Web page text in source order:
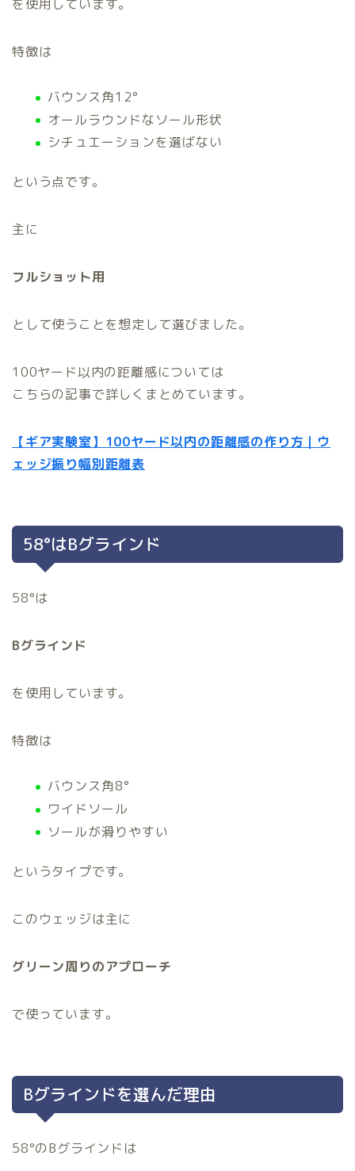
を使用しています。
特徴は
バウンス角12°
オールラウンドなソール形状
シチュエーションを選ばない
という点です。
主に
フルショット用
として使うことを想定して選びました。
100ヤード以内の距離感については
こちらの記事で詳しくまとめています。
【ギア実験室】100ヤード以内の距離感の作り方｜ウ
ェッジ振り幅別距離表
58°はBグラインド
58°は
Bグラインド
を使用しています。
特徴は
バウンス角8°
ワイドソール
ソールが滑りやすい
というタイプです。
このウェッジは主に
グリーン周りのアプローチ
で使っています。
Bグラインドを選んだ理由
58°のBグラインドは